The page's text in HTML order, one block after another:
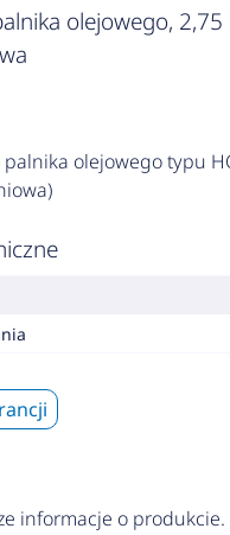
olejowego, 2,75
palnika olejowego typu
informacje o produkcie.